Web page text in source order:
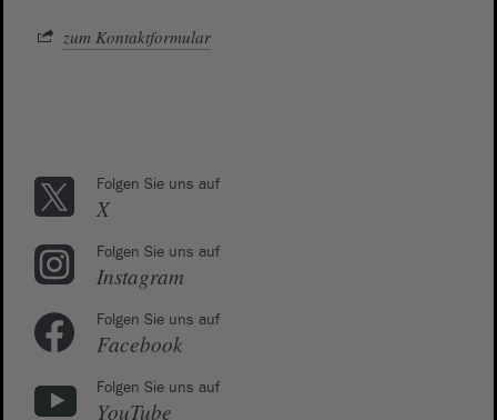
zum Kontaktformular
Folgen Sie uns auf
X
Folgen Sie uns auf
Instagram
Folgen Sie uns auf
Facebook
Folgen Sie uns auf
YouTube